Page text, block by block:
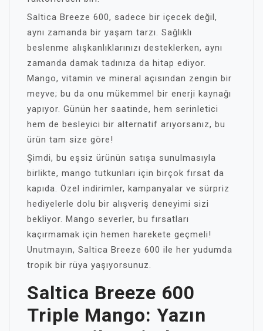
Saltica Breeze 600, sadece bir içecek değil,
aynı zamanda bir yaşam tarzı. Sağlıklı
beslenme alışkanlıklarınızı desteklerken, aynı
zamanda damak tadınıza da hitap ediyor.
Mango, vitamin ve mineral açısından zengin bir
meyve; bu da onu mükemmel bir enerji kaynağı
yapıyor. Günün her saatinde, hem serinletici
hem de besleyici bir alternatif arıyorsanız, bu
ürün tam size göre!
Şimdi, bu eşsiz ürünün satışa sunulmasıyla
birlikte, mango tutkunları için birçok fırsat da
kapıda. Özel indirimler, kampanyalar ve sürpriz
hediyelerle dolu bir alışveriş deneyimi sizi
bekliyor. Mango severler, bu fırsatları
kaçırmamak için hemen harekete geçmeli!
Unutmayın, Saltica Breeze 600 ile her yudumda
tropik bir rüya yaşıyorsunuz.
Saltica Breeze 600
Triple Mango: Yazın